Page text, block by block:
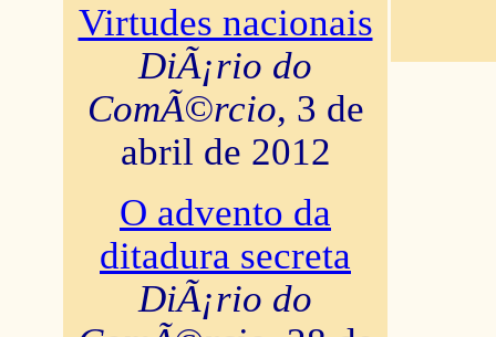
Virtudes nacionais
DiÃ¡rio do
ComÃ©rcio, 3 de
abril de 2012
O advento da
ditadura secreta
DiÃ¡rio do